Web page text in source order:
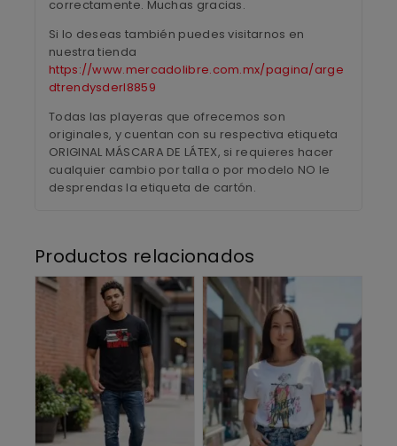
correctamente. Muchas gracias.
Si lo deseas también puedes visitarnos en
nuestra tienda
https://www.mercadolibre.com.mx/pagina/arge
dtrendysderl8859
Todas las playeras que ofrecemos son
originales, y cuentan con su respectiva etiqueta
ORIGINAL MÁSCARA DE LÁTEX, si requieres hacer
cualquier cambio por talla o por modelo NO le
desprendas la etiqueta de cartón.
Productos relacionados